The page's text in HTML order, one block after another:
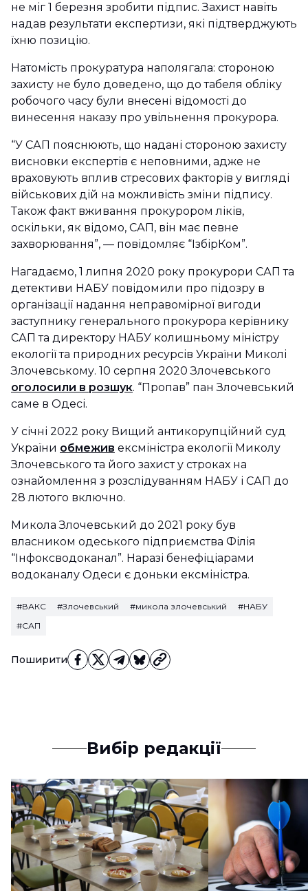
Поширити
не міг 1 березня зробити підпис. Захист навіть
надав результати експертизи, які підтверджують
їхню позицію.
Натомість прокуратура наполягала: стороною
захисту не було доведено, що до табеля обліку
робочого часу були внесені відомості до
винесення наказу про увільнення прокурора.
“У САП пояснюють, що надані стороною захисту
висновки експертів є неповними, адже не
враховують вплив стресових факторів у вигляді
військових дій на можливість зміни підпису.
Також факт вживання прокурором ліків,
оскільки, як відомо, САП, він має певне
захворювання”, — повідомляє “ІзбірКом”.
Нагадаємо, 1 липня 2020 року прокурори САП та
детективи НАБУ повідомили про підозру в
організації надання неправомірної вигоди
заступнику генерального прокурора керівнику
САП та директору НАБУ колишньому міністру
екології та природних ресурсів України Миколі
Злочевському. 10 серпня 2020 Злочевського
оголосили в розшук. “Пропав” пан Злочевський
саме в Одесі.
У січні 2022 року Вищий антикорупційний суд
України обмежив ексміністра екології Миколу
Злочевського та його захист у строках на
ознайомлення з розслідуванням НАБУ і САП до
28 лютого включно.
Микола Злочевський до 2021 року був
власником одеського підприємства Філія
“Інфоксводоканал”. Наразі бенефіціарами
водоканалу Одеси є доньки ексміністра.
#ВАКС #Злочевський #микола злочевський
#НАБУ
#САП
Вибір редакції